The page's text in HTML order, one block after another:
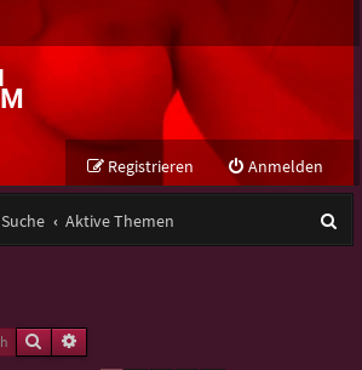
Anmelden
Registrieren
Suche Aktive Themen
SucheErweiterte Suche